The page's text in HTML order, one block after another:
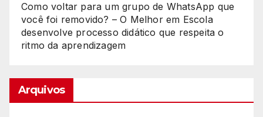
Como voltar para um grupo de WhatsApp que
você foi removido? – O Melhorem Escola
desenvolve processo didático que respeita o
ritmo da aprendizagem
Arquivos